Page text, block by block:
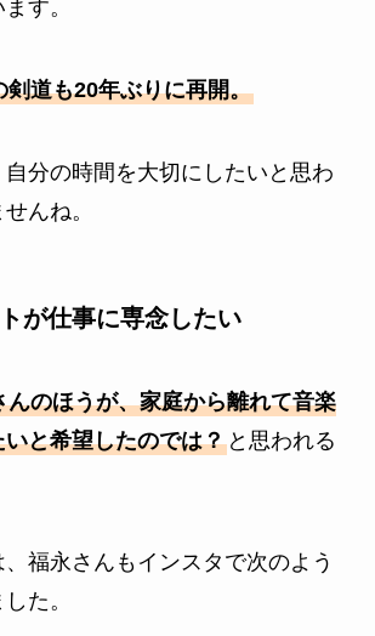
す。
剣道も20年ぶりに再開。
分の時間を大切にしたいと思わ
んね。
が仕事に専念したい
んのほうが、家庭から離れて音楽
と希望したのでは？と思われる
福永さんもインスタで次のよう
た。